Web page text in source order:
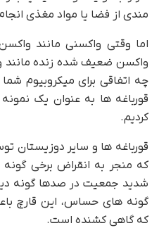
مندی از فضا یا مواد مغذی
اما وقتی واکسنی مانند واکسن
واکسن ضعیف شده زنده مانند
چه اتفاقی برای میکروبیوم
قورباغه ها به عنوان یک
کردیم.
قورباغه ها و سایر دوزیستان
که منجر به انقراض برخی
شدید جمعیت در صدها گونه
گونه های حساس، این قارچ
که گاهی کشنده است.